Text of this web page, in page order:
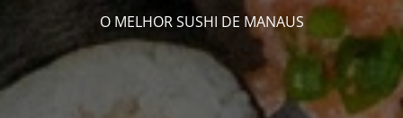
O MELHOR SUSHI DE MANAUS